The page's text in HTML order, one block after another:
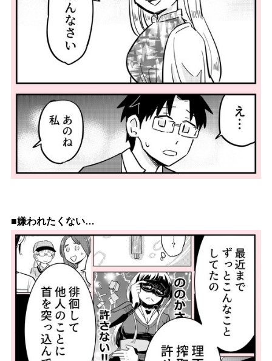
■嫌われたくない…